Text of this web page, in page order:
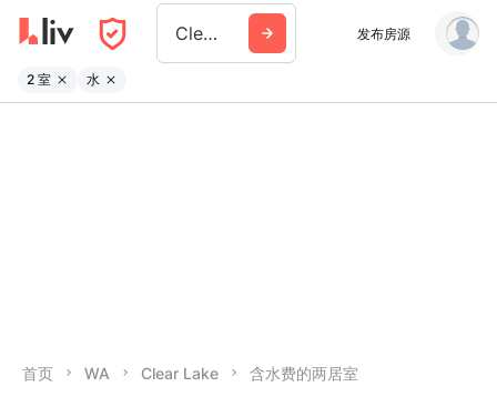
Clear Lake Wa 发布房源
2 室 水
首页 WA Clear Lake 含水费的两居室